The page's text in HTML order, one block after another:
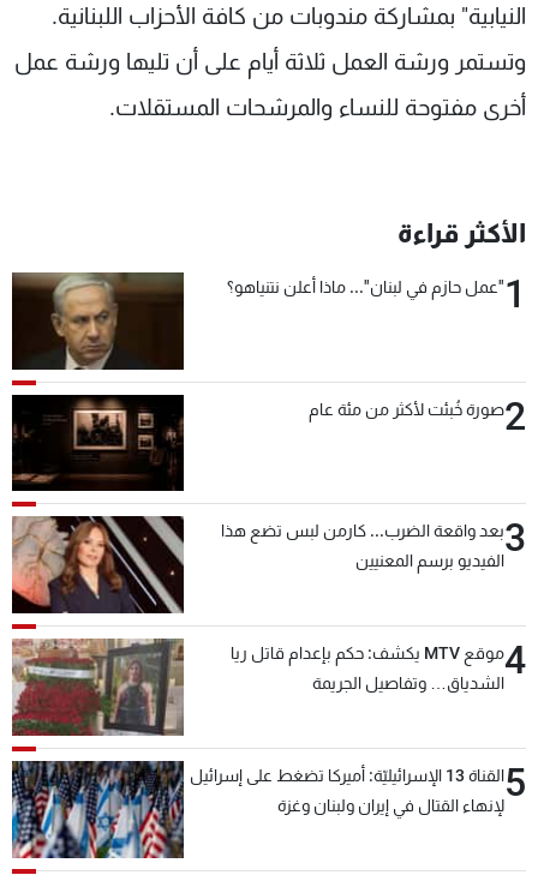
النيابية" بمشاركة مندوبات من كافة الأحزاب اللبنانية.
وتستمر ورشة العمل ثلاثة أيام على أن تليها ورشة عمل
أخرى مفتوحة للنساء والمرشحات المستقلات.
الأكثر قراءة
1"عمل حازم في لبنان"... ماذا أعلن نتنياهو؟
2صورة خُبئت لأكثر من مئة عام
3بعد واقعة الضرب... كارمن لبس تضع هذا
الفيديو برسم المعنيين
4
موقع MTV يكشف: حكم بإعدام قاتل ريا
الشدياق… وتفاصيل الجريمة
5
القناة 13 الإسرائيليّة: أميركا تضغط على إسرائيل
لإنهاء القتال في إيران ولبنان وغزة
سياسة الخصوصية